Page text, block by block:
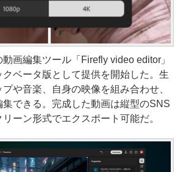
画編集ツール「Firefly video editor」
ベータ版として提供を開始した。生
や音楽、自身の映像を組み合わせ、
集できる。完成した動画は縦型のSNS
ーン形式でエクスポート可能だ。